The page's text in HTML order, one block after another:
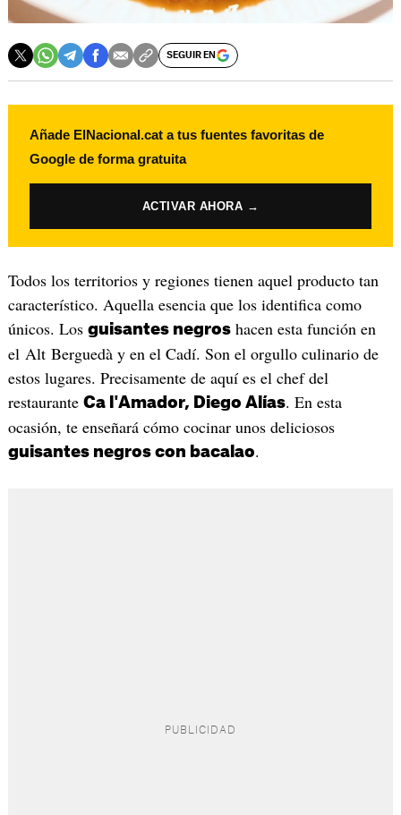
SEGUIR EN
Añade ElNacional.cat a tus fuentes favoritas de
Google de forma gratuita
ACTIVAR AHORA →
Todos los territorios y regiones tienen aquel producto tan
característico. Aquella esencia que los identifica como
únicos. Los guisantes negroshacen esta función en
el Alt Berguedà y en el Cadí. Son el orgullo culinario de
estos lugares. Precisamente de aquí es el chef del
restaurante Ca l'Amador, Diego Alías. En esta
ocasión, te enseñará cómo cocinar unos deliciosos
guisantes negros con bacalao.